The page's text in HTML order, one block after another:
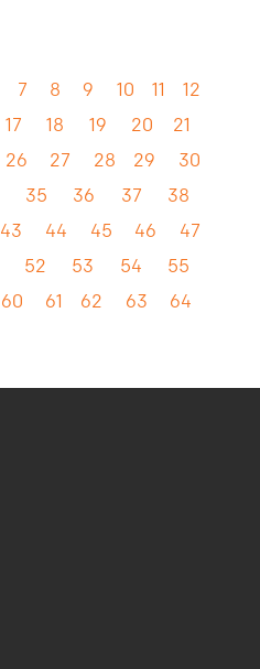
7 8 9 10 11
12
17 18 19 20
21
26 27 28 29
30
35 36 37
38
43 44 45 46
47
52 53 54
55
60 61 62 63
64